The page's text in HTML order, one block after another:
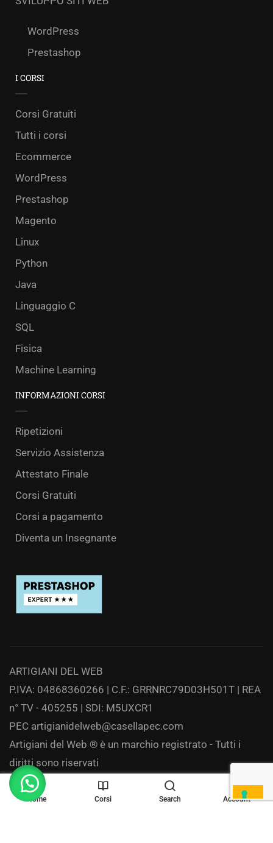
WordPress
Prestashop
I CORSI
Corsi Gratuiti
Tutti i corsi
Ecommerce
WordPress
Prestashop
Magento
Linux
Python
Java
Linguaggio C
SQL
Fisica
Machine Learning
INFORMAZIONI CORSI
Ripetizioni
Servizio Assistenza
Attestato Finale
Corsi Gratuiti
Corsi a pagamento
Diventa un Insegnante
ARTIGIANI DEL WEB
P.IVA: 04868360266 | C.F.: GRRNRC79D03H501T | REA
n° TV - 405255 | SDI: M5UXCR1
PEC artigianidelweb@casellapec.com
Artigiani del Web ® è un marchio registrato - Tutti i
diritti sono riservati
Privacy
Home Corsi Search Account